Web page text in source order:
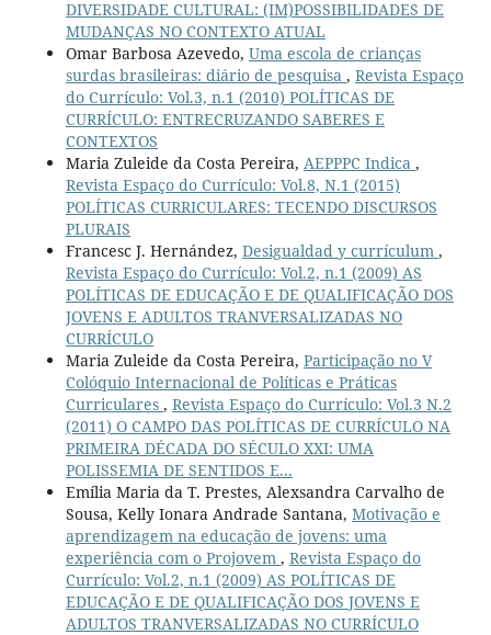
DIVERSIDADE CULTURAL: (IM)POSSIBILIDADES DE
MUDANÇAS NO CONTEXTO ATUAL
Omar Barbosa Azevedo, Uma escola de crianças
surdas brasileiras: diário de pesquisa , Revista Espaço
do Currículo: Vol.3, n.1 (2010) POLÍTICAS DE
CURRÍCULO: ENTRECRUZANDO SABERES E
CONTEXTOS
Maria Zuleide da Costa Pereira, AEPPPC Indica ,
Revista Espaço do Currículo: Vol.8, N.1 (2015)
POLÍTICAS CURRICULARES: TECENDO DISCURSOS
PLURAIS
Francesc J. Hernández, Desigualdad y currículum ,
Revista Espaço do Currículo: Vol.2, n.1 (2009) AS
POLÍTICAS DE EDUCAÇÃO E DE QUALIFICAÇÃO DOS
JOVENS E ADULTOS TRANVERSALIZADAS NO
CURRÍCULO
Maria Zuleide da Costa Pereira, Participação no V
Colóquio Internacional de Políticas e Práticas
Curriculares , Revista Espaço do Currículo: Vol.3 N.2
(2011) O CAMPO DAS POLÍTICAS DE CURRÍCULO NA
PRIMEIRA DÉCADA DO SÉCULO XXI: UMA
POLISSEMIA DE SENTIDOS E...
Emília Maria da T. Prestes, Alexsandra Carvalho de
Sousa, Kelly Ionara Andrade Santana, Motivação e
aprendizagem na educação de jovens: uma
experiência com o Projovem , Revista Espaço do
Currículo: Vol.2, n.1 (2009) AS POLÍTICAS DE
EDUCAÇÃO E DE QUALIFICAÇÃO DOS JOVENS E
ADULTOS TRANVERSALIZADAS NO CURRÍCULO